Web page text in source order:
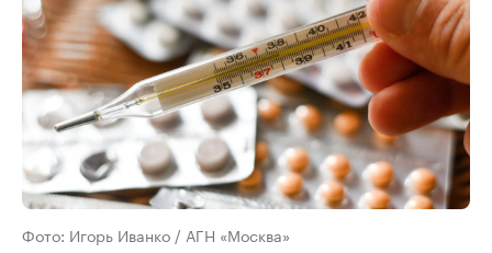
Фото: Игорь Иванко / АГН «Москва»